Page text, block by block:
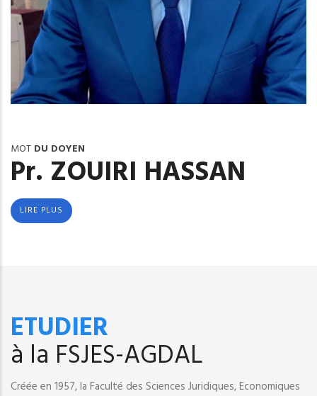
MOT DU DOYEN
Pr. ZOUIRI HASSAN
LIRE PLUS
ETUDIER
à la FSJES-AGDAL
Créée en 1957, la Faculté des Sciences Juridiques, Economiques